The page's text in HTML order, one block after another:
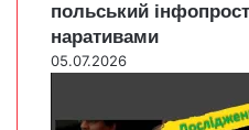
польський
наративами
05.07.2026